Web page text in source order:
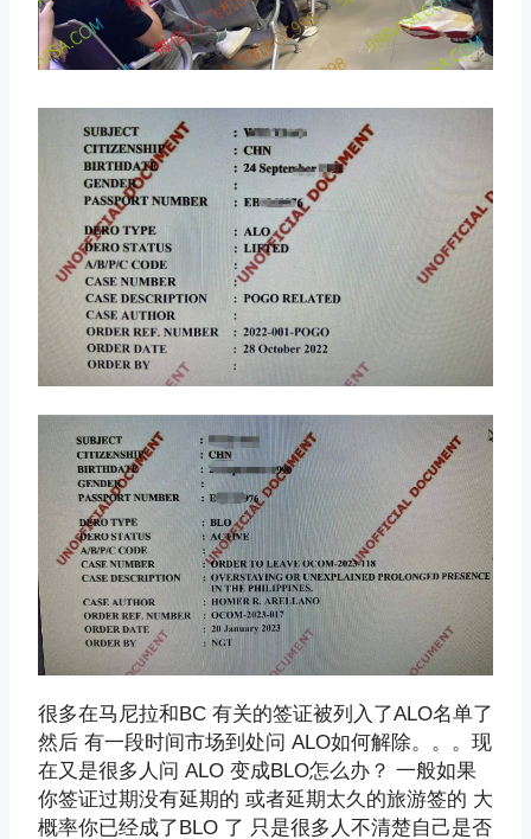
很多在马尼拉和BC 有关的签证被列入了ALO名单了
然后 有一段时间市场到处问 ALO如何解除。。。现
在又是很多人问 ALO 变成BLO怎么办？ 一般如果
你签证过期没有延期的 或者延期太久的旅游签的 大
概率你已经成了BLO 了 只是很多人不清楚自己是否